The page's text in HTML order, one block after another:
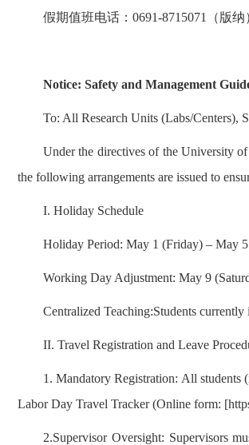
假期值班电话：0691-8715071（版纳
Notice: Safety and Management
To: All Research Units (Labs/Centers),
Under the directives of the University
the following arrangements are issued to
I. Holiday Schedule
Holiday Period: May 1 (Friday) – May
Working Day Adjustment: May 9
Centralized Teaching:Students
II. Travel Registration and Leave
1. Mandatory Registration: All students
Labor Day Travel Tracker (Online form:
2.Supervisor Oversight: Supervisors